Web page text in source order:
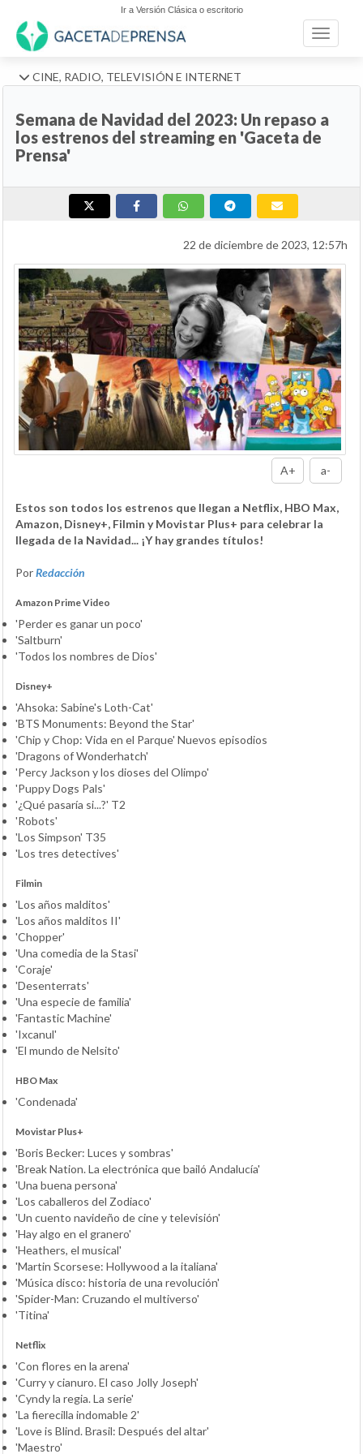
Ir a Versión Clásica o escritorio
Toggle
CINE, RADIO, TELEVISIÓN E INTERNET
Semana de Navidad del 2023: Un repaso a
los estrenos del streaming en 'Gaceta de
Prensa'
22 de diciembre de 2023, 12:57h
A+ a-
Estos son todos los estrenos que llegan a Netflix, HBO Max,
Amazon, Disney+, Filmin y Movistar Plus+ para celebrar la
llegada de la Navidad... ¡Y hay grandes títulos!
PorRedacción
Amazon Prime Video
'Perder es ganar un poco'
'Saltburn'
'Todos los nombres de Dios'
Disney+
'Ahsoka: Sabine's Loth-Cat'
'BTS Monuments: Beyond the Star'
'Chip y Chop: Vida en el Parque' Nuevos episodios
'Dragons of Wonderhatch'
'Percy Jackson y los dioses del Olimpo'
'Puppy Dogs Pals'
'¿Qué pasaría si...?' T2
'Robots'
'Los Simpson' T35
'Los tres detectives'
Filmin
'Los años malditos'
'Los años malditos II'
'Chopper'
'Una comedia de la Stasi'
'Coraje'
'Desenterrats'
'Una especie de familia'
'Fantastic Machine'
'Ixcanul'
'El mundo de Nelsito'
HBO Max
'Condenada'
Movistar Plus+
'Boris Becker: Luces y sombras'
'Break Nation. La electrónica que bailó Andalucía'
'Una buena persona'
'Los caballeros del Zodiaco'
'Un cuento navideño de cine y televisión'
'Hay algo en el granero'
'Heathers, el musical'
'Martin Scorsese: Hollywood a la italiana'
'Música disco: historia de una revolución'
'Spider-Man: Cruzando el multiverso'
'Titina'
Netflix
'Con flores en la arena'
'Curry y cianuro. El caso Jolly Joseph'
'Cyndy la regia. La serie'
'La fierecilla indomable 2'
'Love is Blind. Brasil: Después del altar'
'Maestro'